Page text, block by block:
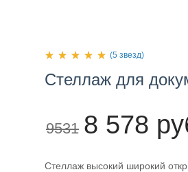
(5 звезд)
Стеллаж для
9531 8 578
Стеллаж высокий широкий